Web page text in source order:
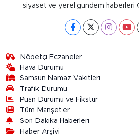
siyaset ve yerel gündem haberleri
Nöbetçi Eczaneler
Hava Durumu
Samsun Namaz Vakitleri
Trafik Durumu
Puan Durumu ve Fikstür
Tüm Manşetler
Son Dakika Haberleri
Haber Arşivi